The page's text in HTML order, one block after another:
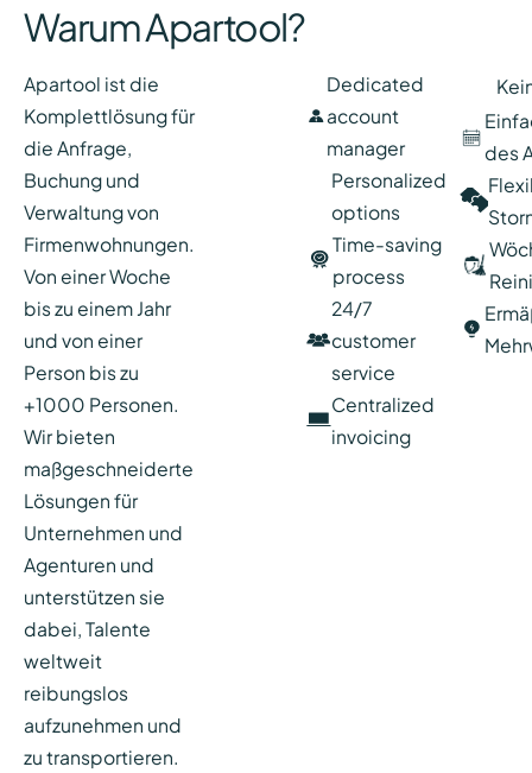
Warum Apartool?
Apartool ist die
Komplettlösung für
die Anfrage,
Buchung und
Verwaltung von
Firmenwohnungen.
Von einer Woche
bis zu einem Jahr
und von einer
Person bis zu
+1000 Personen.
Wir bieten
maßgeschneiderte
Lösungen für
Unternehmen und
Agenturen und
unterstützen sie
dabei, Talente
weltweit
reibungslos
aufzunehmen und
zu transportieren.
Dedicated
account
manager
Personalized
options
Time-saving
process
24/7
customer
service
Centralized
invoicing
des